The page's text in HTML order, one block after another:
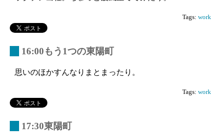
Tags: work
16:00もう1つの東陽町
思いのほかすんなりまとまったり。
Tags: work
17:30東陽町